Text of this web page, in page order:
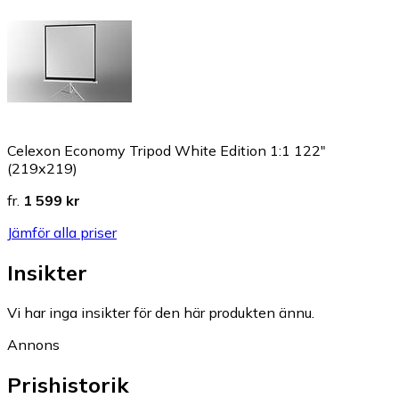
Celexon Economy Tripod White Edition 1:1 122"
(219x219)
fr. 1 599 kr
Jämför alla priser
Insikter
Vi har inga insikter för den här produkten ännu.
Annons
Prishistorik